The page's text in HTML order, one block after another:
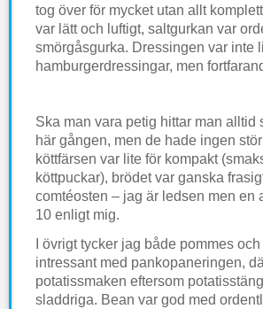
tog över för mycket utan allt
var lätt och luftigt, saltgurkan var
smörgåsgurka. Dressingen var inte
hamburgerdressingar, men
Ska man vara petig hittar man
här gången, men de hade ingen
köttfärsen var lite för kompakt
köttpuckar), brödet var ganska
comtéosten – jag är ledsen men en
10 enligt mig.
I övrigt tycker jag både pommes
intressant med pankopaneringen,
potatissmaken eftersom
sladdriga. Bean var god med